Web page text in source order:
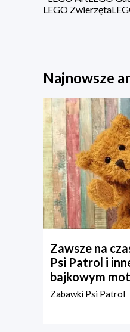
LEGO Zwierzęta
Najnowsze
Zawsze na
Psi Patrol i
bajkowym
Zabawki Psi Patrol